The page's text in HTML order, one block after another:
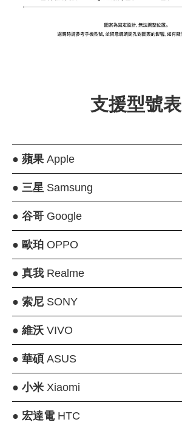
支援型號表
● 蘋果Apple
● 三星Samsung
● 谷哥Google
● 歐珀OPPO
● 真我Realme
● 索尼SONY
● 維沃VIVO
● 華碩 ASUS
● 小米Xiaomi
● 宏達電HTC